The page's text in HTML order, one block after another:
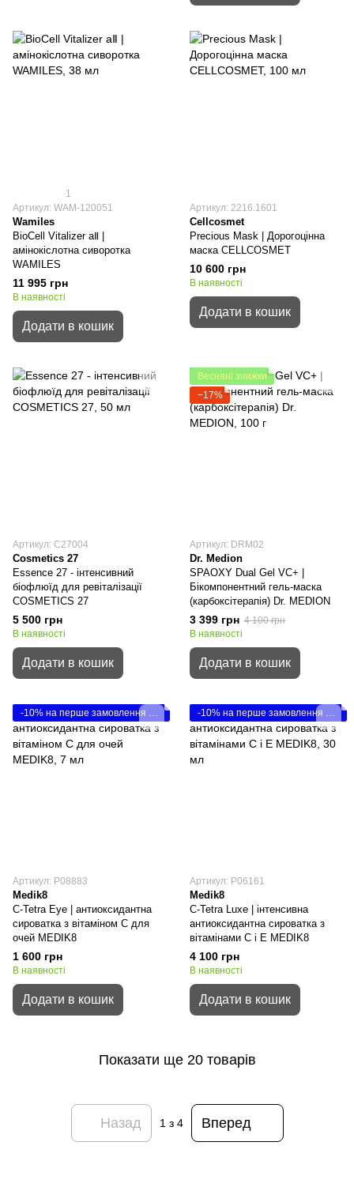
1
Артикул: WAM-120051
Wamiles
BioCell Vitalizer aⅡ |
амінокіслотна сиворотка
WAMILES
11 995 грн
В наявності
Додати в кошик
Артикул: 2216.1601
Cellcosmet
Precious Mask | Дорогоцінна
маска CELLCOSMET
10 600 грн
В наявності
Додати в кошик
Артикул: C27004
Cosmetics 27
Essence 27 - інтенсивний
біофлюїд для ревіталізації
COSMETICS 27
5 500 грн
В наявності
Додати в кошик
Весняні знижки
−17%
Артикул: DRM02
Dr. Medion
SPAOXY Dual Gel VC+ |
Бікомпонентний гель-маска
(карбоксітерапія) Dr. MEDION
3 399 грн 4 100 грн
В наявності
Додати в кошик
-10% на перше замовлення Medik8
Артикул: P08883
Medik8
C-Tetra Eye | антиоксидантна
сироватка з вітаміном C для
очей MEDIK8
1 600 грн
В наявності
Додати в кошик
-10% на перше замовлення Medik8
Артикул: P06161
Medik8
C-Tetra Luxe | інтенсивна
антиоксидантна сироватка з
вітамінами C і E MEDIK8
4 100 грн
В наявності
Додати в кошик
Показати ще 20 товарів
Назад 1 з 4 Вперед